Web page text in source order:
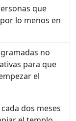
que
lo menos en
no
para que
el
dos meses